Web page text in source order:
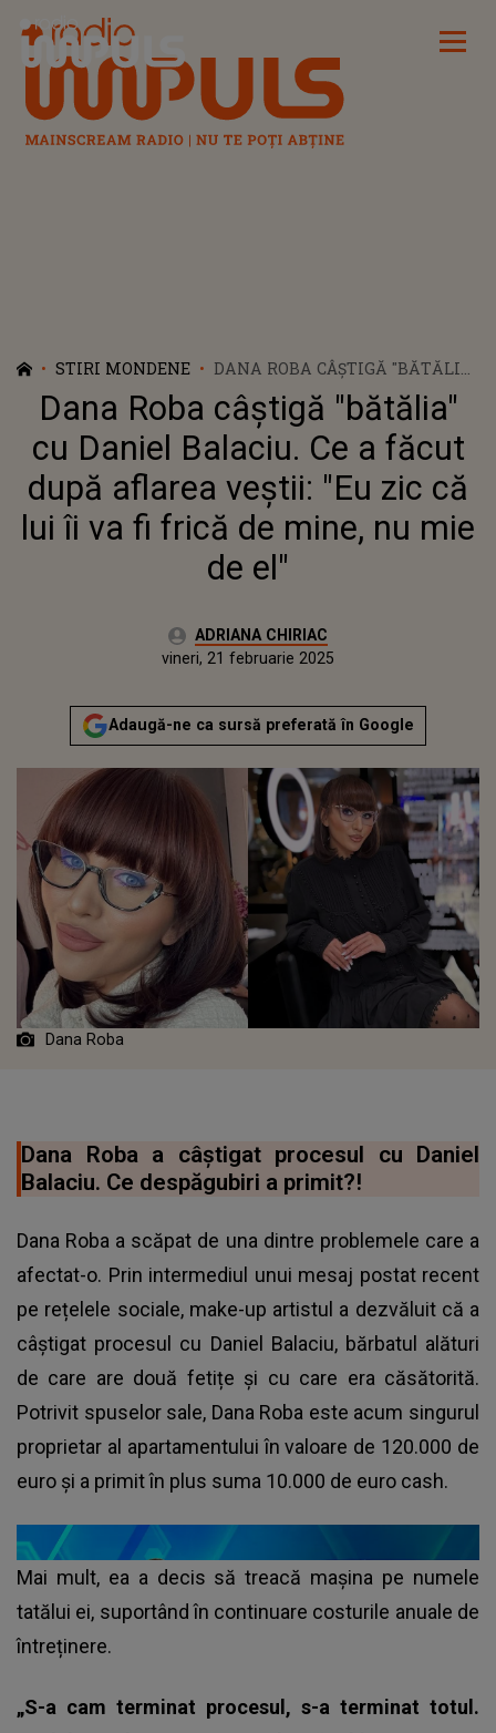
Radio Impuls
STIRI MONDENE
DANA ROBA CÂȘTIGĂ "BĂTĂLIA"
CU DANIEL BALACIU. CE A
FĂCUT DUPĂ AFLAREA VEŞTII:
"EU ZIC CĂ LUI ÎI VA FI FRICĂ DE
MINE, NU MIE DE EL"
Dana Roba câștigă "bătălia"
cu Daniel Balaciu. Ce a făcut
după aflarea veştii: "Eu zic că
lui îi va fi frică de mine, nu mie
de el"
Autor:ADRIANA CHIRIAC
vineri, 21 februarie 2025Actualizat:
vineri, 21 februarie 2025
Adaugă-ne ca sursă preferată în Google
Dana Roba
Dana Roba a câștigat procesul cu Daniel
Balaciu. Ce despăgubiri a primit?!
Dana Roba a scăpat de una dintre problemele care a
afectat-o. Prin intermediul unui mesaj postat recent
pe rețelele sociale, make-up artistul a dezvăluit că a
câștigat procesul cu Daniel Balaciu, bărbatul alături
de care are două fetițe și cu care era căsătorită.
Potrivit spuselor sale, Dana Roba este acum singurul
proprietar al apartamentului în valoare de 120.000 de
euro și a primit în plus suma 10.000 de euro cash.
Mai mult, ea a decis să treacă mașina pe numele
tatălui ei, suportând în continuare costurile anuale de
întreținere.
„S-a cam terminat procesul, s-a terminat totul.